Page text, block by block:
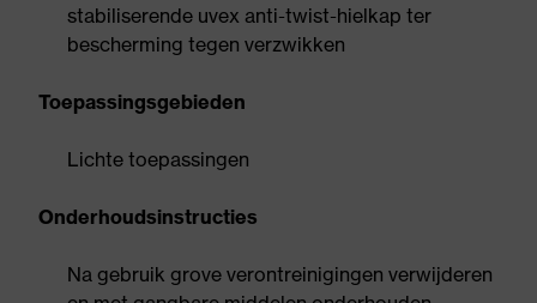
stabiliserende uvex anti-twist-hielkap ter
bescherming tegen verzwikken
Toepassingsgebieden
Lichte toepassingen
Onderhoudsinstructies
Na gebruik grove verontreinigingen verwijderen